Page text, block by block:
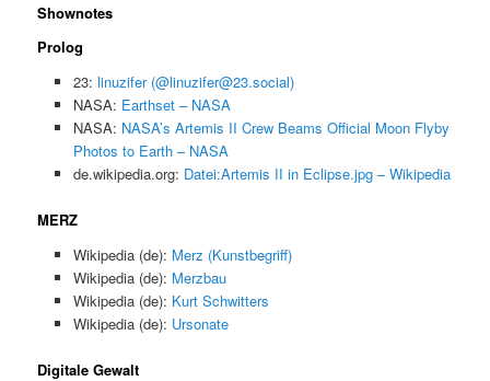
Shownotes
Prolog
23: linuzifer (@linuzifer@23.social)
NASA: Earthset – NASA
NASA: NASA’s Artemis II Crew Beams Official Moon Flyby
Photos to Earth – NASA
de.wikipedia.org: Datei:Artemis II in Eclipse.jpg – Wikipedia
MERZ
Wikipedia (de): Merz (Kunstbegriff)
Wikipedia (de): Merzbau
Wikipedia (de): Kurt Schwitters
Wikipedia (de): Ursonate
Digitale Gewalt